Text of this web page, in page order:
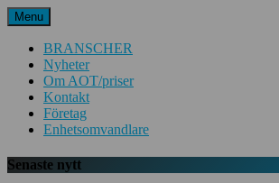
Hoppa
till
innehåll
Menu
BRANSCHER
Nyheter
Om AOT/priser
Kontakt
Företag
Enhetsomvandlare
Senaste nytt